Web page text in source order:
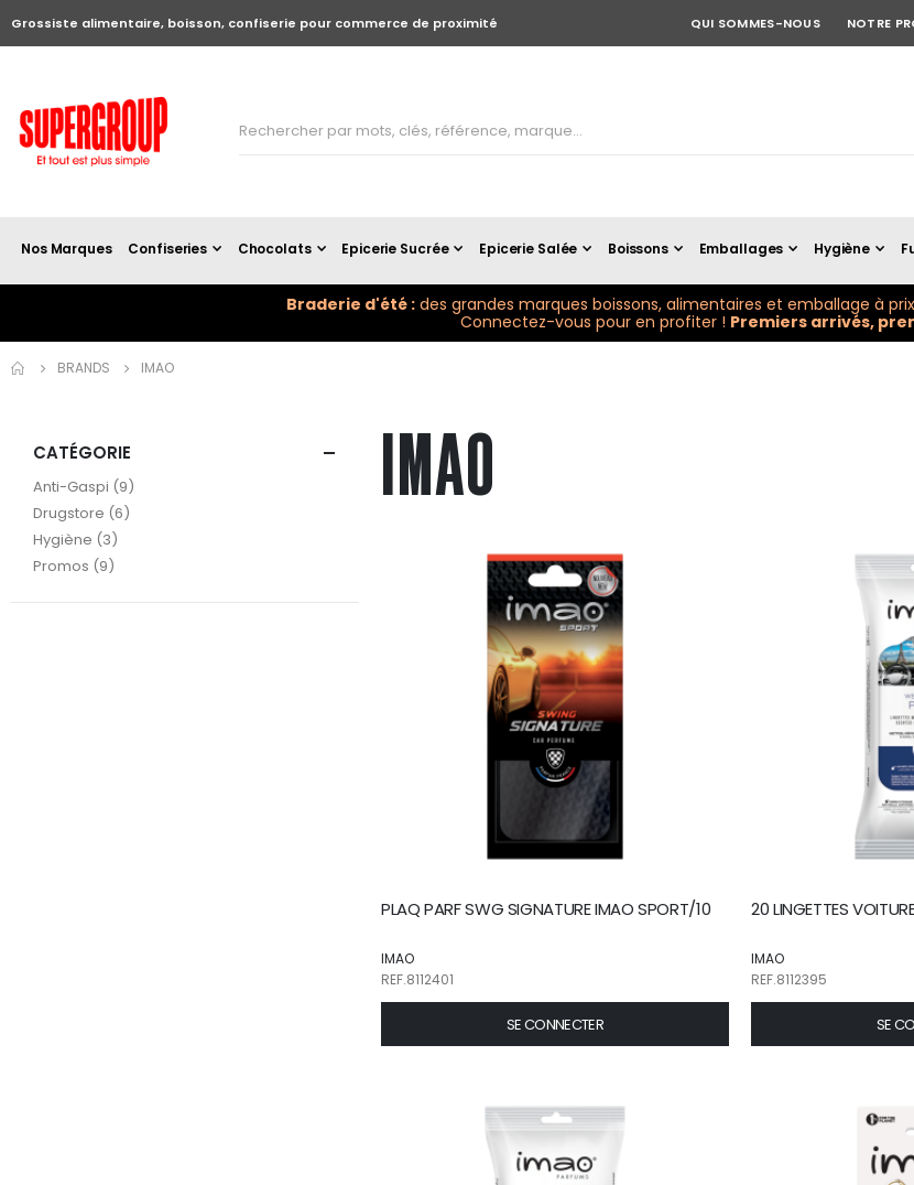
Grossiste alimentaire, boisson, confiserie pour commerce de proximité QUI SOMMES-NOUS NOTRE
Nos Marques Confiseries Chocolats Epicerie Sucrée Epicerie Salée Boissons Emballages Hygiène
Braderie d'été : des grandes marques boissons, alimentaires et emballage à
Connectez-vous pour en profiter ! Premiers arrivés,
BRANDS IMAO
IMAO
PLAQ PARF SWG SIGNATURE IMAO SPORT/10
IMAO
REF.8112401
SE CONNECTER
20 LINGETTES
IMAO
REF.8112395
SE
CATÉGORIE
Anti-Gaspi 9
articles
Drugstore 6
articles
Hygiène 3
articles
Promos 9
articles